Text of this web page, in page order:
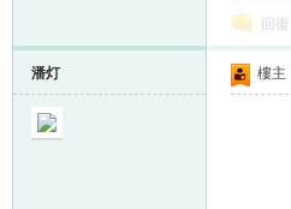
回復
潘灯 樓主